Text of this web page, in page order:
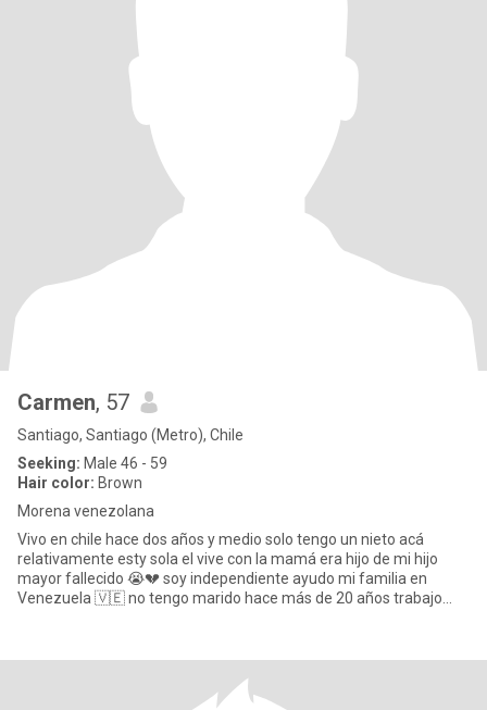
Carmen, 57
Santiago, Santiago (Metro), Chile
Seeking: Male 46 - 59
Hair color: Brown
Morena venezolana
Vivo en chile hace dos años y medio solo tengo un nieto acá
relativamente esty sola el vive con la mamá era hijo de mi hijo
mayor fallecido 😭💔 soy independiente ayudo mi familia en
Venezuela 🇻🇪 no tengo marido hace más de 20 años trabajo